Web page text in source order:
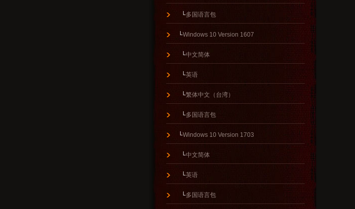
└多国语言包
└Windows 10 Version 1607
└中文简体
└英语
└繁体中文（台湾）
└多国语言包
└Windows 10 Version 1703
└中文简体
└英语
└多国语言包